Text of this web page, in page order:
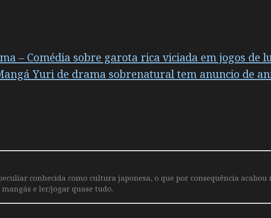
– Comédia sobre garota rica viciada em jogos de
Yuri de drama sobrenatural tem anuncio de
conhecida como cultura japonesa, o que por consequência
e ler/jogar quase tudo.